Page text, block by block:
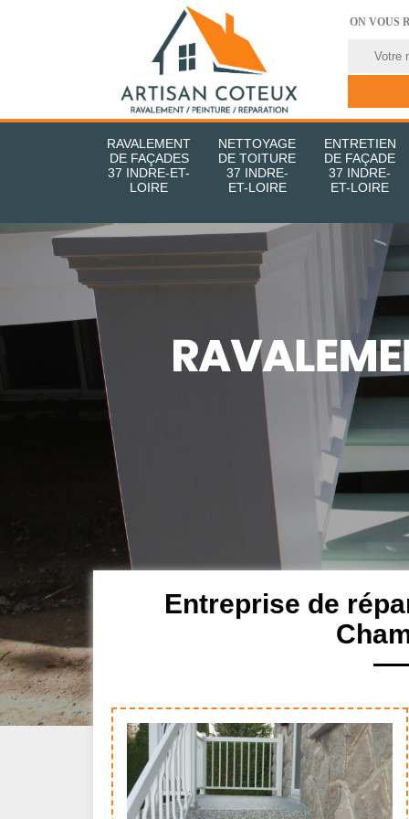
ON VOUS
RAVALEMENT
DE FAÇADES
37 INDRE-ET-
LOIRE
NETTOYAGE
DE TOITURE
37 INDRE-
ET-LOIRE
ENTRETIEN
DE FAÇADE
37 INDRE-
ET-LOIRE
Entreprise de